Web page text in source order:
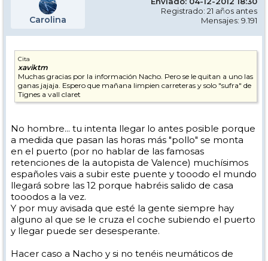
Carolina
Registrado: 21 años antes
Mensajes: 9.191
Cita
xaviktm
Muchas gracias por la información Nacho. Pero se le quitan a uno las
ganas jajaja. Espero que mañana limpien carreteras y solo "sufra" de
Tignes a vall claret
No hombre... tu intenta llegar lo antes posible porque
a medida que pasan las horas más "pollo" se monta
en el puerto (por no hablar de las famosas
retenciones de la autopista de Valence) muchísimos
españoles vais a subir este puente y tooodo el mundo
llegará sobre las 12 porque habréis salido de casa
tooodos a la vez.
Y por muy avisada que esté la gente siempre hay
alguno al que se le cruza el coche subiendo el puerto
y llegar puede ser desesperante.
Hacer caso a Nacho y si no tenéis neumáticos de